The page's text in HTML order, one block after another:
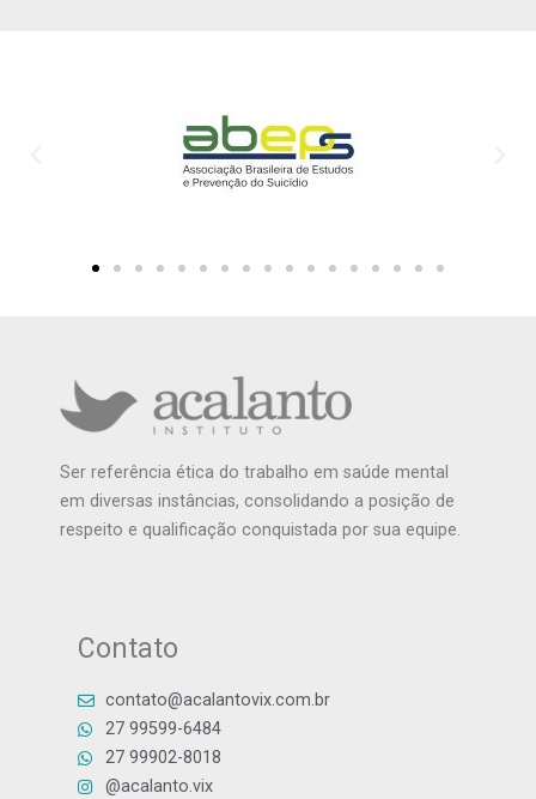
Ser referência ética do trabalho em saúde mental
em diversas instâncias, consolidando a posição de
respeito e qualificação conquistada por sua equipe.
Contato
contato@acalantovix.com.br
27 99599-6484
27 99902-8018
@acalanto.vix